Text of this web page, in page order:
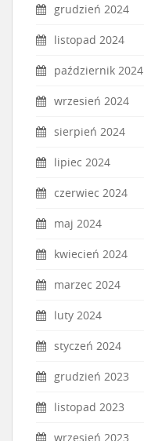
grudzień 2024
listopad 2024
październik 2024
wrzesień 2024
sierpień 2024
lipiec 2024
czerwiec 2024
maj 2024
kwiecień 2024
marzec 2024
luty 2024
styczeń 2024
grudzień 2023
listopad 2023
wrzesień 2023